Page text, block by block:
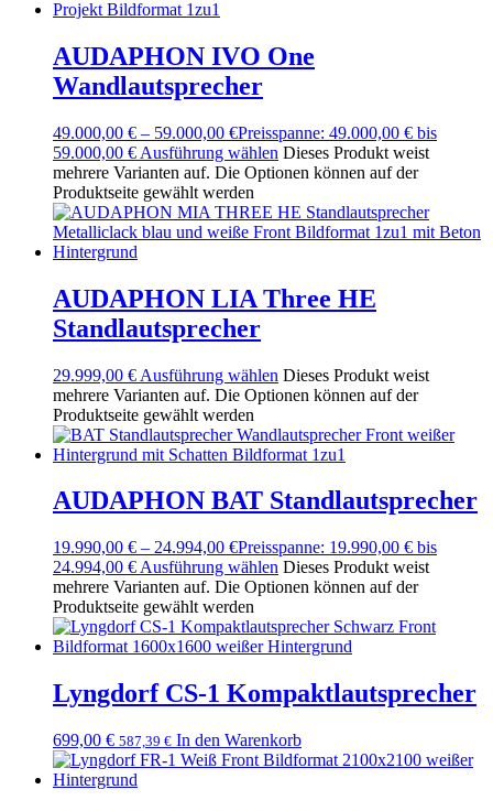
AUDAPHON IVO One
Wandlautsprecher
49.000,00 € – 59.000,00 €Preisspanne: 49.000,00 € bis
59.000,00 € Ausführung wählen Dieses Produkt weist
mehrere Varianten auf. Die Optionen können auf der
Produktseite gewählt werden
AUDAPHON LIA Three HE
Standlautsprecher
29.999,00 € Ausführung wählen Dieses Produkt weist
mehrere Varianten auf. Die Optionen können auf der
Produktseite gewählt werden
AUDAPHON BAT Standlautsprecher
19.990,00 € – 24.994,00 €Preisspanne: 19.990,00 € bis
24.994,00 € Ausführung wählen Dieses Produkt weist
mehrere Varianten auf. Die Optionen können auf der
Produktseite gewählt werden
Lyngdorf CS-1 Kompaktlautsprecher
699,00 € 587,39 € In den Warenkorb